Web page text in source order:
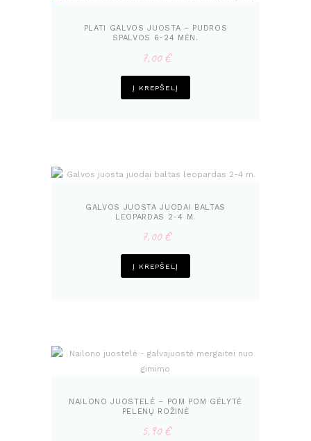
PLATI GALVOS JUOSTA – PUDROS
SPALVOS 6-24 MĖN.
7,00€
Į KREPŠELĮ
GALVOS JUOSTA JUODAI BALTAS
LEOPARDAS 2-4 M.
7,00€
Į KREPŠELĮ
NAILONO JUOSTELĖ – POM POM GĖLYTĖ
PELENŲ ROŽINĖ
5,90€